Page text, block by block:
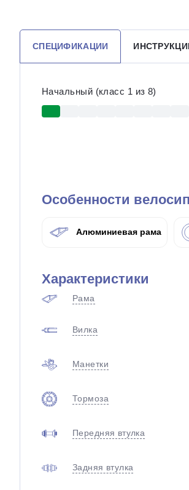
СПЕЦИФИКАЦИИ
Начальный (класс 1 из 8)
Особенности
Алюминиевая рама
Характеристики
Рама
Вилка
Манетки
Тормоза
Передняя втулка
Задняя втулка